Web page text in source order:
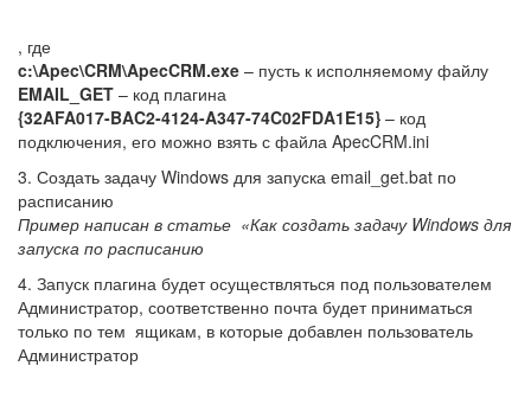
, где
c:\Apec\CRM\ApecCRM.exe – пусть к исполняемому файлу
EMAIL_GET – код плагина
{32AFA017-BAC2-4124-A347-74C02FDA1E15} – код
подключения, его можно взять с файла ApecCRM.ini
3. Создать задачу Windows для запуска email_get.bat по
расписанию
Пример написан в статье «Как создать задачу Windows для
запуска по расписанию
4. Запуск плагина будет осуществляться под пользователем
Администратор, соответственно почта будет приниматься
только по тем ящикам, в которые добавлен пользователь
Администратор